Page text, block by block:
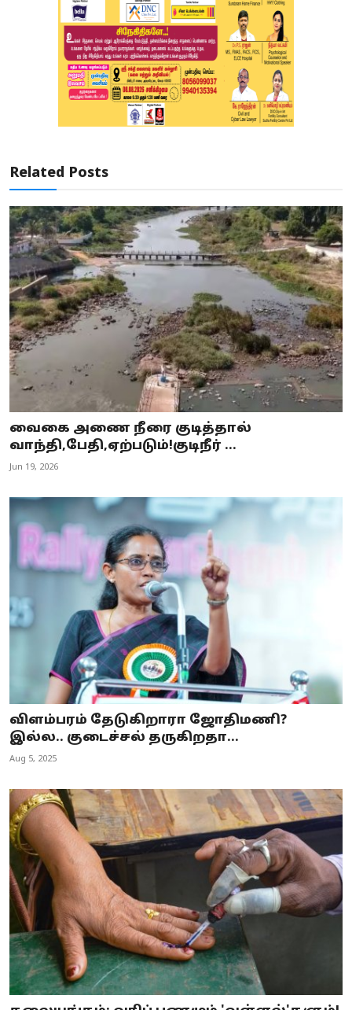
Related Posts
வைகை அணை நீரை குடித்தால்
வாந்தி,பேதி,ஏற்படும்!குடிநீர் ...
Jun 19, 2026
விளம்பரம் தேடுகிறாரா ஜோதிமணி?
இல்ல.. குடைச்சல் தருகிறதா...
Aug 5, 2025